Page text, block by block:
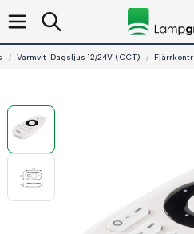
Varmvit-Dagsljus 12/24V (CCT)